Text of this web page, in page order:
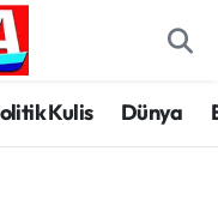
Kulis Dünya